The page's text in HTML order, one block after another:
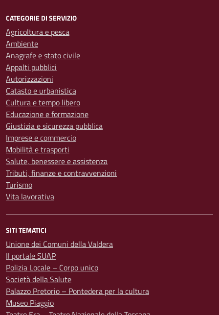
CATEGORIE DI SERVIZIO
Agricoltura e pesca
Ambiente
Anagrafe e stato civile
Appalti pubblici
Autorizzazioni
Catasto e urbanistica
Cultura e tempo libero
Educazione e formazione
Giustizia e sicurezza pubblica
Imprese e commercio
Mobilità e trasporti
Salute, benessere e assistenza
Tributi, finanze e contravvenzioni
Turismo
Vita lavorativa
SITI TEMATICI
Unione dei Comuni della Valdera
Il portale SUAP
Polizia Locale – Corpo unico
Società della Salute
Palazzo Pretorio – Pontedera per la cultura
Museo Piaggio